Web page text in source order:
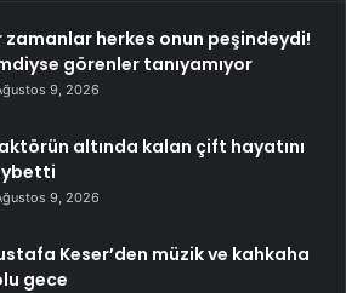
zamanlar herkes onun peşindeydi!
görenler tanıyamıyor
9, 2026
altında kalan çift hayatını
9, 2026
Keser’den müzik ve kahkaha
gece